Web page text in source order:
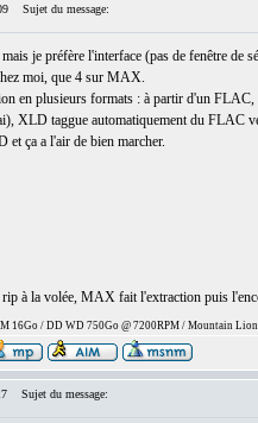
Sujet du message:
je préfère l'interface (pas de fenêtre de
moi, que 4 sur MAX.
en plusieurs formats : à partir d'un
XLD taggue automatiquement du FLAC
et ça a l'air de bien marcher.
à la volée, MAX fait l'extraction puis
16Go / DD WD 750Go @ 7200RPM / Mountain Lion
Sujet du message: